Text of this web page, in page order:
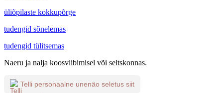
üliõpilaste kokkupõrge
tudengid sõnelemas
tudengid tülitsemas
Naeru ja nalja koosviibimisel või seltskonnas.
Telli personaalne unenäo seletus siit